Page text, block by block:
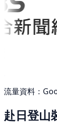
流量資料：
赴日登山